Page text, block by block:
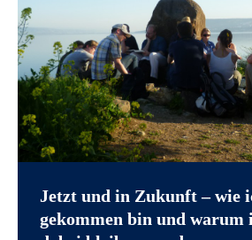
Jetzt und in Zukunft – wie
gekommen bin und warum